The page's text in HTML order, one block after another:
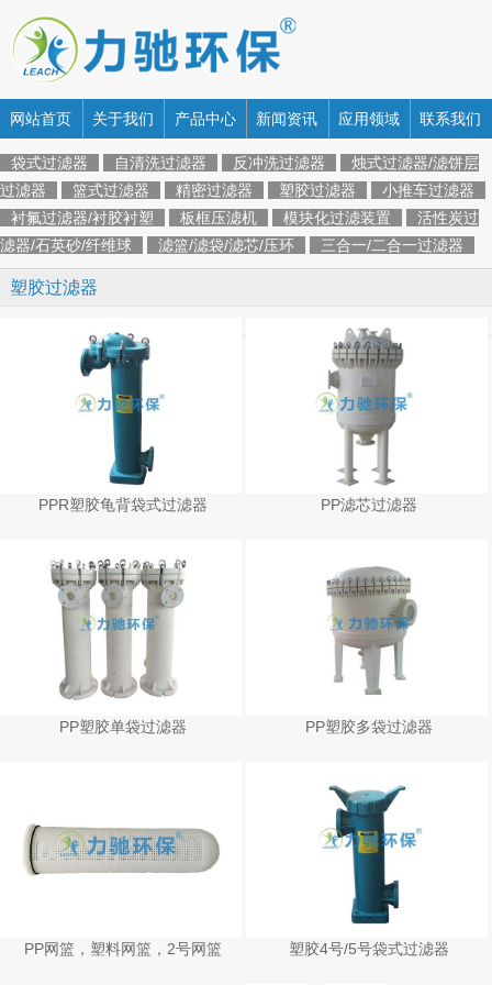
网站首页 关于我们 产品中心 新闻资讯 应用领域 联系我们
袋式过滤器 自清洗过滤器 反冲洗过滤器
烛式过滤器/滤饼层
过滤器
篮式过滤器 精密过滤器 塑胶过滤器
小推车过滤器
衬氟过滤器/衬胶衬塑
板框压滤机 模块化过滤装置
活性炭过
滤器/石英砂/纤维球
滤篮/滤袋/滤芯/压环 三合一/二合一过滤器
塑胶过滤器
PPR塑胶龟背袋式过滤器 PP滤芯过滤器
PP塑胶单袋过滤器 PP塑胶多袋过滤器
PP网篮，塑料网篮，2号网篮 塑胶4号/5号袋式过滤器